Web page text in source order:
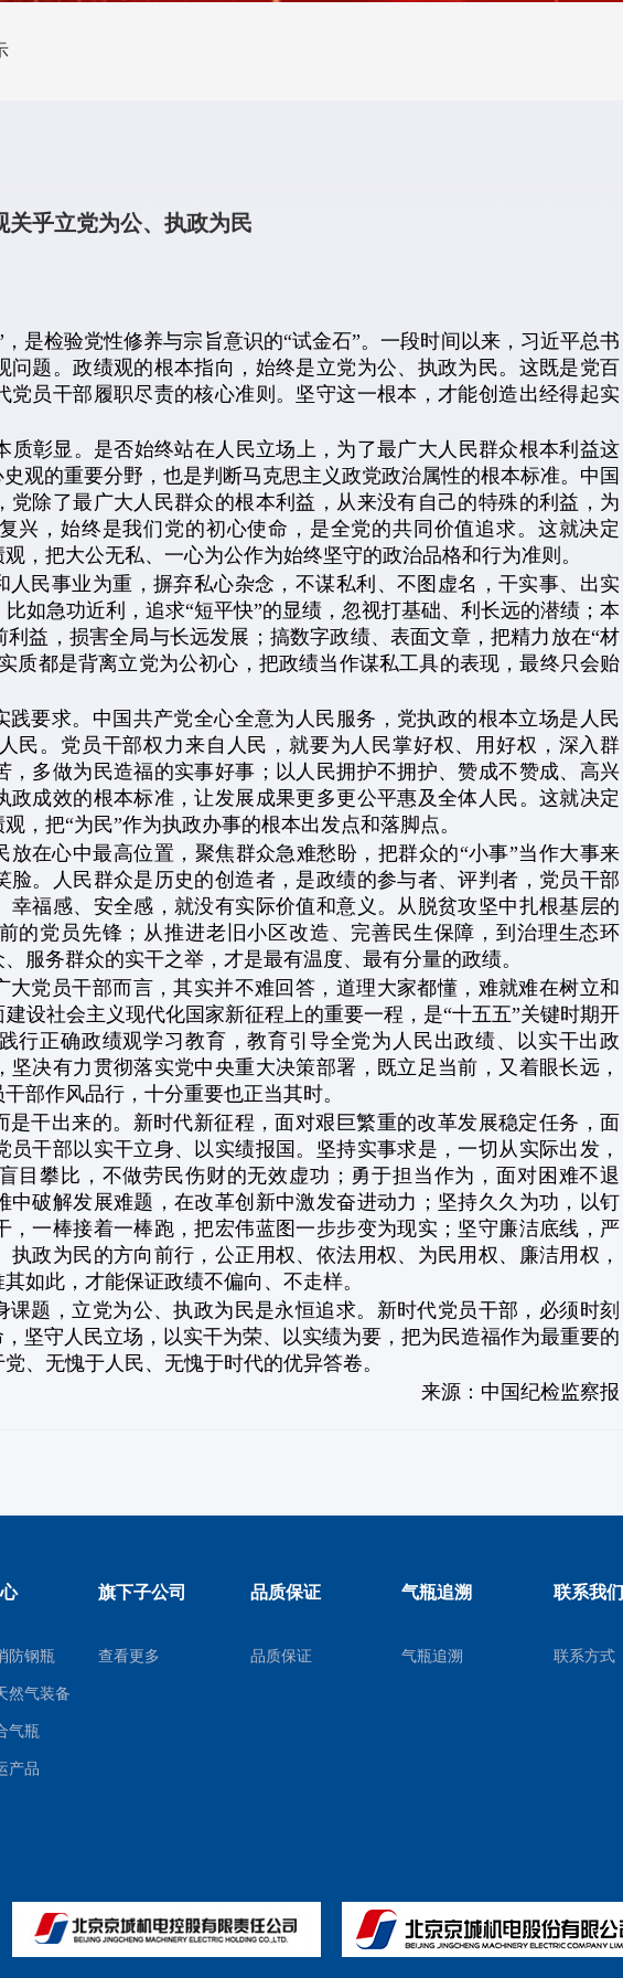
关乎立党为公、执政为民
检验党性修养与宗旨意识的“试金石”。一段时间以来，习近平总书
问题。政绩观的根本指向，始终是立党为公、执政为民。这既是党百
党员干部履职尽责的核心准则。坚守这一根本，才能创造出经得起实
彰显。是否始终站在人民立场上，为了最广大人民群众根本利益这
观的重要分野，也是判断马克思主义政党政治属性的根本标准。中国
党除了最广大人民群众的根本利益，从来没有自己的特殊的利益，为
兴，始终是我们党的初心使命，是全党的共同价值追求。这就决定
，把大公无私、一心为公作为始终坚守的政治品格和行为准则。
人民事业为重，摒弃私心杂念，不谋私利、不图虚名，干实事、出实
如急功近利，追求“短平快”的显绩，忽视打基础、利长远的潜绩；本
益，损害全局与长远发展；搞数字政绩、表面文章，把精力放在“材
质都是背离立党为公初心，把政绩当作谋私工具的表现，最终只会贻
践要求。中国共产党全心全意为人民服务，党执政的根本立场是人民
民。党员干部权力来自人民，就要为人民掌好权、用好权，深入群
，多做为民造福的实事好事；以人民拥护不拥护、赞成不赞成、高兴
政成效的根本标准，让发展成果更多更公平惠及全体人民。这就决定
，把“为民”作为执政办事的根本出发点和落脚点。
放在心中最高位置，聚焦群众急难愁盼，把群众的“小事”当作大事来
脸。人民群众是历史的创造者，是政绩的参与者、评判者，党员干部
幸福感、安全感，就没有实际价值和意义。从脱贫攻坚中扎根基层的
的党员先锋；从推进老旧小区改造、完善民生保障，到治理生态环
服务群众的实干之举，才是最有温度、最有分量的政绩。
大党员干部而言，其实并不难回答，道理大家都懂，难就难在树立和
设社会主义现代化国家新征程上的重要一程，是“十五五”关键时期开
行正确政绩观学习教育，教育引导全党为人民出政绩、以实干出政
决有力贯彻落实党中央重大决策部署，既立足当前，又着眼长远，
部作风品行，十分重要也正当其时。
是干出来的。新时代新征程，面对艰巨繁重的改革发展稳定任务，面
干部以实干立身、以实绩报国。坚持实事求是，一切从实际出发，
目攀比，不做劳民伤财的无效虚功；勇于担当作为，面对困难不退
中破解发展难题，在改革创新中激发奋进动力；坚持久久为功，以钉
，一棒接着一棒跑，把宏伟蓝图一步步变为现实；坚守廉洁底线，严
政为民的方向前行，公正用权、依法用权、为民用权、廉洁用权，
如此，才能保证政绩不偏向、不走样。
题，立党为公、执政为民是永恒追求。新时代党员干部，必须时刻
坚守人民立场，以实干为荣、以实绩为要，把为民造福作为最重要的
、无愧于人民、无愧于时代的优异答卷。
来源：中国纪检监察报
防钢瓶
然气装备
气瓶
产品
旗下子公司
查看更多
品质保证
品质保证
气瓶追溯
气瓶追溯
联系我们
联系方式